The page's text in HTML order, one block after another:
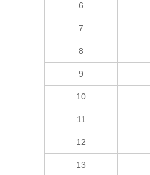
6
7
8
9
10
11
12
13